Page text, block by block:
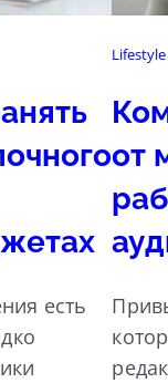
есть
Lifestyle
от